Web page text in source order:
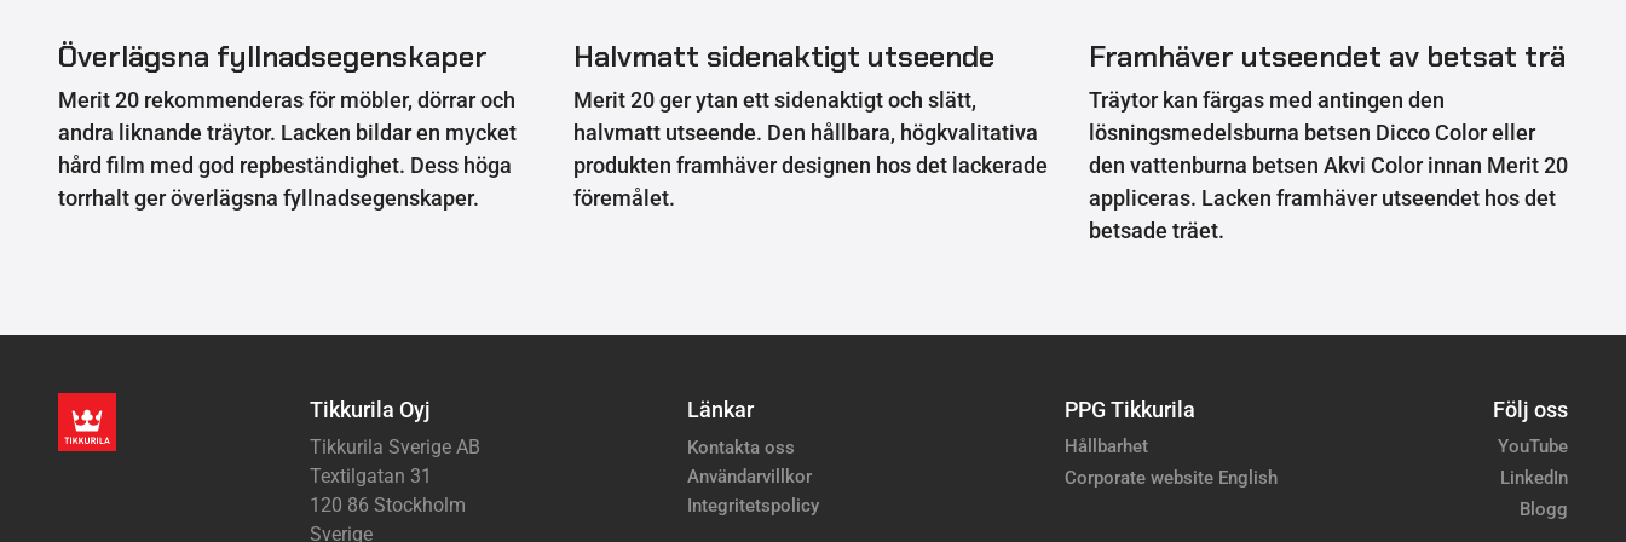
Överlägsna fyllnadsegenskaper
Merit 20 rekommenderas för möbler, dörrar och
andra liknande träytor. Lacken bildar en mycket
hård film med god repbeständighet. Dess höga
torrhalt ger överlägsna fyllnadsegenskaper.
Halvmatt sidenaktigt utseende
Merit 20 ger ytan ett sidenaktigt och slätt,
halvmatt utseende. Den hållbara, högkvalitativa
produkten framhäver designen hos det lackerade
föremålet.
Framhäver utseendet av betsat trä
Träytor kan färgas med antingen den
lösningsmedelsburna betsen Dicco Color eller
den vattenburna betsen Akvi Color innan Merit 20
appliceras. Lacken framhäver utseendet hos det
betsade träet.
Tikkurila Oyj
Tikkurila Sverige AB
Textilgatan 31
120 86 Stockholm
Sverige
Länkar
Kontakta oss
Användarvillkor
Integritetspolicy
PPG Tikkurila
Hållbarhet
Corporate website English
Följ oss
YouTube
LinkedIn
Blogg